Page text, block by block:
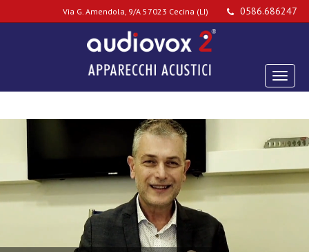
Via G. Amendola, 9/A 57023 Cecina (LI) 0586.686247